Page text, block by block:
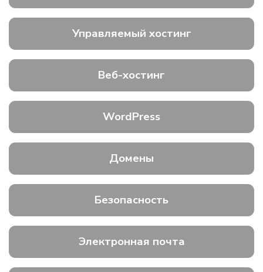
Управляемый хостинг
Веб-хостинг
WordPress
Домены
Безопасность
Электронная почта